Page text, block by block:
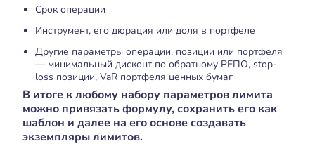
Срок операции
Инструмент, его дюрация или доля в портфеле
Другие параметры операции, позиции или портфеля
— минимальный дисконт по обратному РЕПО, stop-
loss позиции, VaR портфеля ценных бумаг
В итоге к любому набору параметров лимита
можно привязать формулу, сохранить его как
шаблон и далее на его основе создавать
экземпляры лимитов.